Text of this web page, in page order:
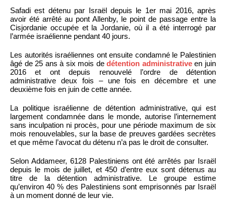
Safadi est détenu par Israël depuis le 1er mai 2016, après
avoir été arrêté au pont Allenby, le point de passage entre la
Cisjordanie occupée et la Jordanie, où il a été interrogé par
l’armée israélienne pendant 40 jours.
Les autorités israéliennes ont ensuite condamné le Palestinien
âgé de 25 ans à six mois dedétention administrativeen juin
2016 et ont depuis renouvelé l’ordre de détention
administrative deux fois – une fois en décembre et une
deuxième fois en juin de cette année.
La politique israélienne de détention administrative, qui est
largement condamnée dans le monde, autorise l’internement
sans inculpation ni procès, pour une période maximum de six
mois renouvelables, sur la base de preuves gardées secrètes
et que même l’avocat du détenu n’a pas le droit de consulter.
Selon Addameer, 6128 Palestiniens ont été arrêtés par Israël
depuis le mois de juillet, et 450 d’entre eux sont détenus au
titre de la détention administrative. Le groupe estime
qu’environ 40 % des Palestiniens sont emprisonnés par Israël
à un moment donné de leur vie.